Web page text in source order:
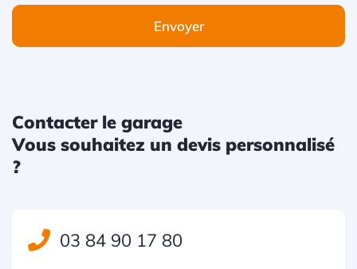
Envoyer
Contacter le garage
Vous souhaitez un devis personnalisé
?
03 84 90 17 80